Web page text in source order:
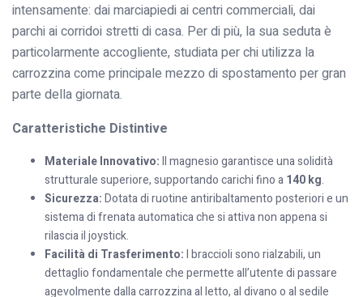
intensamente: dai marciapiedi ai centri commerciali, dai
parchi ai corridoi stretti di casa. Per di più, la sua seduta è
particolarmente accogliente, studiata per chi utilizza la
carrozzina come principale mezzo di spostamento per gran
parte della giornata.
Caratteristiche Distintive
Materiale Innovativo:Il magnesio garantisce una solidità
strutturale superiore, supportando carichi fino a140 kg.
Sicurezza:Dotata di ruotine antiribaltamento posteriori e un
sistema di frenata automatica che si attiva non appena si
rilascia il joystick.
Facilità di Trasferimento:I braccioli sono rialzabili, un
dettaglio fondamentale che permette all’utente di passare
agevolmente dalla carrozzina al letto, al divano o al sedile